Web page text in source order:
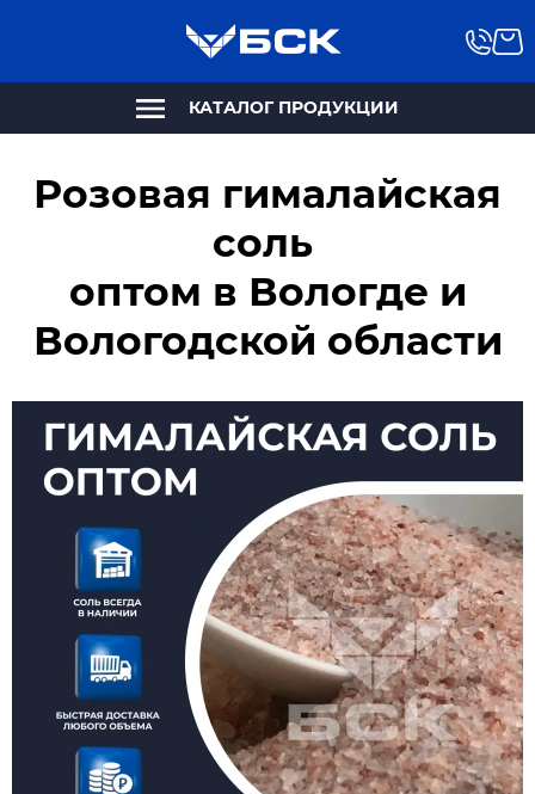
КАТАЛОГ ПРОДУКЦИИ
Розовая гималайская
соль
оптом в Вологде и
Вологодской области